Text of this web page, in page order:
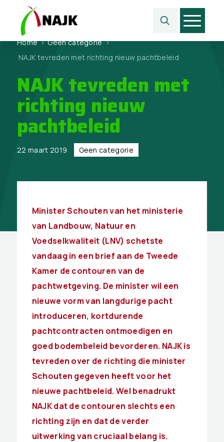
Home > Geen categorie >
NAJK tevreden met richting nieuw pachtbeleid
NAJK tevreden met
richting nieuw
pachtbeleid
22 maart 2019 Geen categorie
Minister Schouten van het ministerie
van Landbouw, Natuur en
Voedselkwaliteit (LNV) schetste
vandaag in een brief aan de Tweede
Kamer de contouren van de
pachtwetgeving. De minister wil een
nieuwe vorm van langdurige pacht
introduceren, kortdurende
pachtcontracten ontmoedigen en
goed bodembeleid bevorderen. NAJK is
tevreden over de richting die minister
Schouten gegeven heeft voor het
nieuwe pachtbeleid. Wel benadrukt
NAJK dat de contouren slechts een
richting zijn en dat de verder
uitwerking van cruciaal belang is.